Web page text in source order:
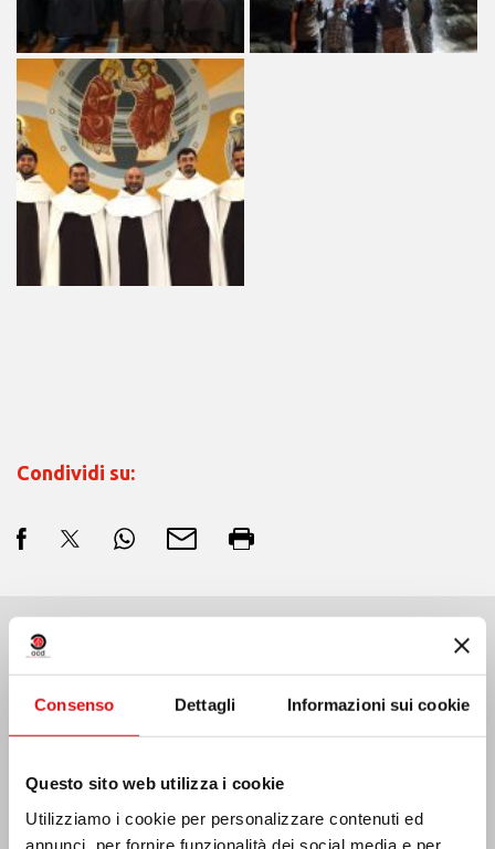
Consenso Dettagli Informazioni sui cookie
Questo sito web utilizza i cookie
Utilizziamo i cookie per personalizzare contenuti ed
annunci, per fornire funzionalità dei social media e per
Condividi su:
Ultime Notizie:
MESSICO: ASSEMBLEA PLENARIA OCD